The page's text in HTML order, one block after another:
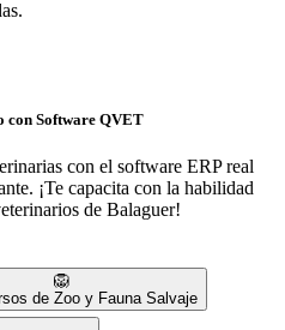
con Software QVET
con el software ERP real
¡Te capacita con la habilidad
de Balaguer!
🦁
de Zoo y Fauna Salvaje